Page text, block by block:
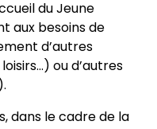
du Jeune
aux besoins de
d’autres
ou d’autres
dans le cadre de la